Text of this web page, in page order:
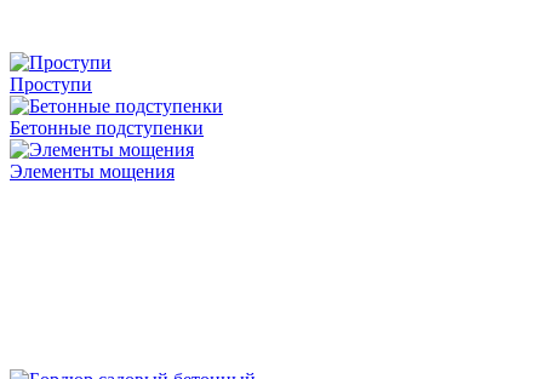
Проступи
Бетонные подступенки
Элементы мощения